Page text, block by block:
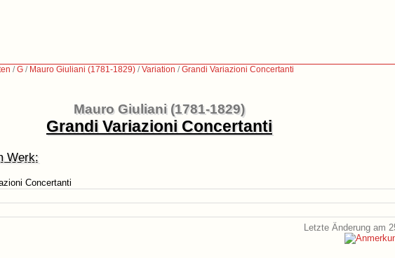
/G / Mauro Giuliani (1781-1829) /Variation /Grandi Variazioni Concertanti
Mauro Giuliani (1781-1829)
Grandi Variazioni Concertanti
Werk:
Concertanti
Letzte Änderung am